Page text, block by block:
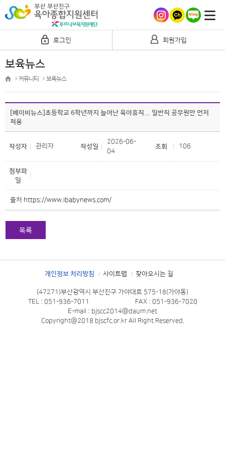
로그인 회원가입
보육뉴스
커뮤니티 보육뉴스
[베이비뉴스]초등학교 6학년까지 늘어난 육아휴직... 일반직 공무원만 먼저
적용
작성자 관리자 작성일
2026-06-
04
조회 106
첨부파
일
출처 https://www.ibabynews.com/
목록
개인정보 처리방침 사이트맵 찾아오시는 길
(47271)부산광역시 부산진구 가야대로 575-18(가야동)
TEL : 051-936-7011
FAX : 051-936-7020
E-mail : bjscc2014@daum.net
Copyright@2018 bjscfc.or.kr All Right Reserved.